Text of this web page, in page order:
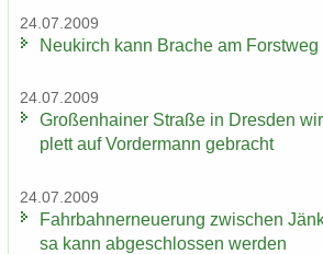
24.07.2009
Neu­kirch kann Bra­che am
24.07.2009
Gro­ßen­hai­ner Stra­ße in Dres­den
plett auf Vor­der­mann ge­bracht
24.07.2009
Fahr­bahn­erneue­rung zwi­schen
sa kann ab­ge­schlos­sen wer­den